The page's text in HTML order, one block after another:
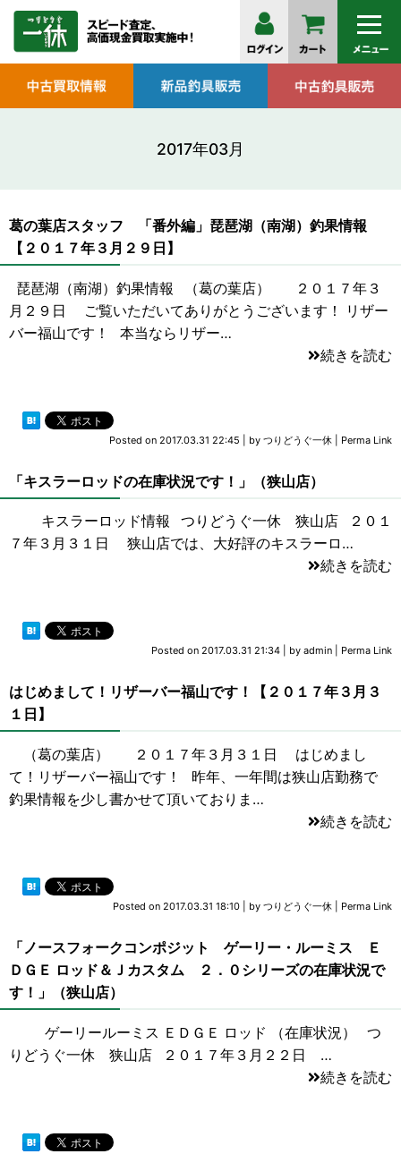
2017年03月
葛の葉店スタッフ 「番外編」琵琶湖（南湖）釣果情報
【２０１７年３月２９日】
琵琶湖（南湖）釣果情報 （葛の葉店） ２０１７年３
月２９日 ご覧いただいてありがとうございます！ リザー
バー福山です！ 本当ならリザー…
続きを読む
Posted on 2017.03.31 22:45 by つりどうぐ一休 Perma Link
「キスラーロッドの在庫状況です！」（狭山店）
キスラーロッド情報 つりどうぐ一休 狭山店 ２０１
７年３月３１日 狭山店では、大好評のキスラーロ…
続きを読む
Posted on 2017.03.31 21:34 by admin Perma Link
はじめまして！リザーバー福山です！【２０１７年３月３
１日】
（葛の葉店） ２０１７年３月３１日 はじめまし
て！リザーバー福山です！ 昨年、一年間は狭山店勤務で
釣果情報を少し書かせて頂いておりま…
続きを読む
Posted on 2017.03.31 18:10 by つりどうぐ一休 Perma Link
「ノースフォークコンポジット ゲーリー・ルーミス Ｅ
ＤＧＥ ロッド＆Ｊカスタム ２．０シリーズの在庫状況で
す！」（狭山店）
ゲーリールーミス ＥＤＧＥ ロッド （在庫状況） つ
りどうぐ一休 狭山店 ２０１７年３月２２日 …
続きを読む